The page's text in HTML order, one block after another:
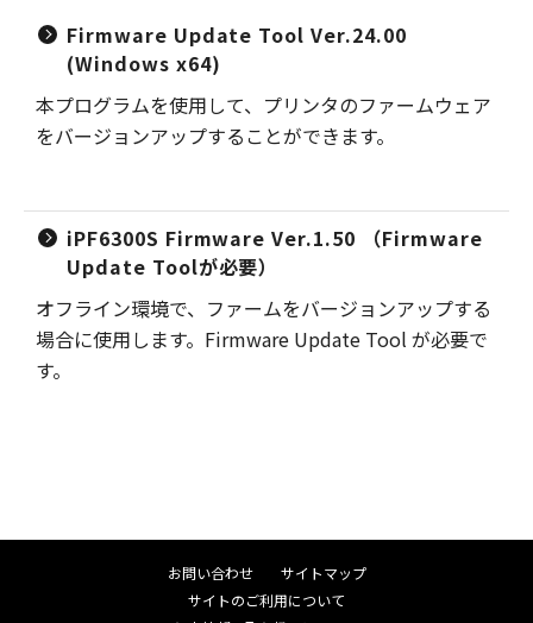
Firmware Update Tool Ver.24.00
(Windows x64)
本プログラムを使用して、プリンタのファームウェア
をバージョンアップすることができます。
iPF6300S Firmware Ver.1.50 （Firmware
Update Toolが必要）
オフライン環境で、ファームをバージョンアップする
場合に使用します。Firmware Update Tool が必要で
す。
お問い合わせ
サイトマップ
サイトのご利用について